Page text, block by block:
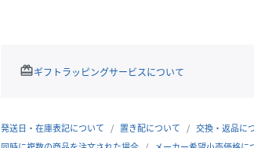
redeemギフトラッピングサービスについて
発送日・在庫表記について 置き配について
交換・返品に